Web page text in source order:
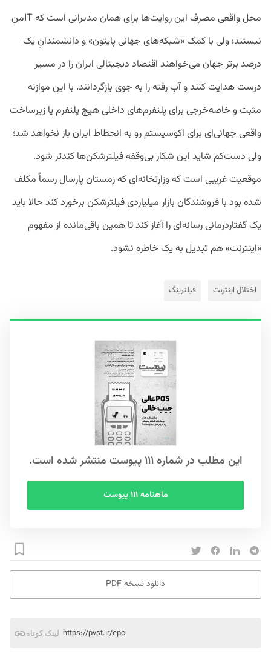
محل واقعی مصرف این روایت‌ها برای همان مدیرانی است که ITمن
نیستند؛ ولی با کمک «شبکه‌های جهانی پایتون» و دانشمندانِ یک
درصد برتر جهان می‌خواهند اقتصاد دیجیتالی ایران را در مسیر
درست هدایت کنند و آبِ رفته را به جوی بازگردانند. با این موازنه
مثبت و خاصه‌خرجی برای پلتفرم‌های داخلی هیچ پلتفرم یا زیرساخت
واقعی جهانی‌ای برای اکوسیستم رو به انحطاط ایران باز نخواهد شد؛
ولی دست‌کم شاید این شکار بی‌وقفه فیلترشکن‌ها کندتر شود.
موقعیت غریبی است که وزارتخانه‌ای که زمستان پارسال رسماً مکلف
شده بود با فروشندگان بازار میلیاردی فیلترشکن برخورد کند حالا باید
یک گفتاردرمانی رسانه‌ای را آغاز کند تا همین باقی‌مانده از مفهوم
«اینترنت» هم تبدیل به یک خاطره نشود.
اختلال اینترنت فیلترینگ
این مطلب در شماره ۱۱۱ پیوست منتشر شده است.
ماهنامه ۱۱۱ پیوست
دانلود نسخه PDF
لینک کوتاه https://pvst.ir/epc